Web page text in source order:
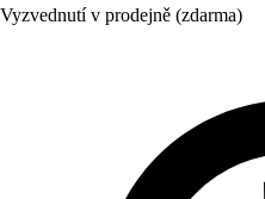
Vyzvednutí v prodejně (zdarma)